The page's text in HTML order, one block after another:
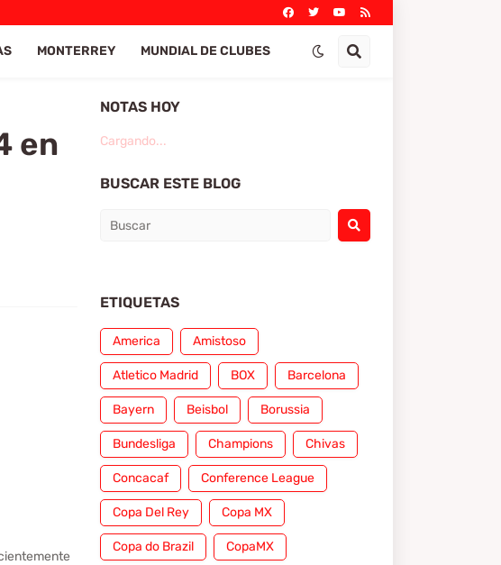
MONTERREY MUNDIAL DE CLUBES
en
NOTAS HOY
Cargando...
BUSCAR ESTE BLOG
ETIQUETAS
America Amistoso
Atletico Madrid BOX Barcelona
Bayern Beisbol Borussia
Bundesliga Champions Chivas
Concacaf Conference League
Copa Del Rey Copa MX
Copa do Brazil CopaMX